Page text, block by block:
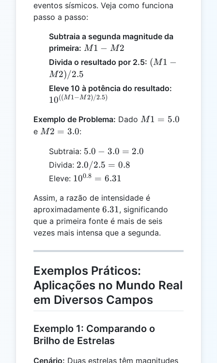
eventos sísmicos. Veja como funciona
passo a passo:
Subtraia a segunda magnitude da
primeira: M1
-
M1 − M2
Divida o resultado por 2.5: (M1
M2)
(M1 −
M2)/2.5
Eleve 10 à potência do resultado:
10((M 1−M 2)/2.5)
Exemplo de Problema: Dado M1
M1 = 5.0
e M2
3.0
M2 = 3.0:
Subtraia: 5.0
-
3.0
2.0
5.0 − 3.0 = 2.0
Divida: 2.0
/
=
0.8
2.0/2.5 = 0.8
Eleve: 10^{0.8}
100.8 = 6.31
Assim, a razão de intensidade é
aproximadamente 6.31
6.31, significando
que a primeira fonte é mais de seis
vezes mais intensa que a segunda.
Exemplos Práticos:
Aplicações no Mundo Real
em Diversos Campos
Exemplo 1: Comparando o
Brilho de Estrelas
Cenário: Duas estrelas têm magnitudes